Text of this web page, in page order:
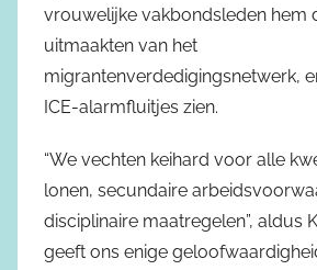
vrouwelijke vakbondsleden hem
uitmaakten van het
migrantenverdedigingsnetwerk,
ICE-alarmfluitjes zien.
“We vechten keihard voor alle
lonen, secundaire
disciplinaire maatregelen”, aldus
geeft ons enige